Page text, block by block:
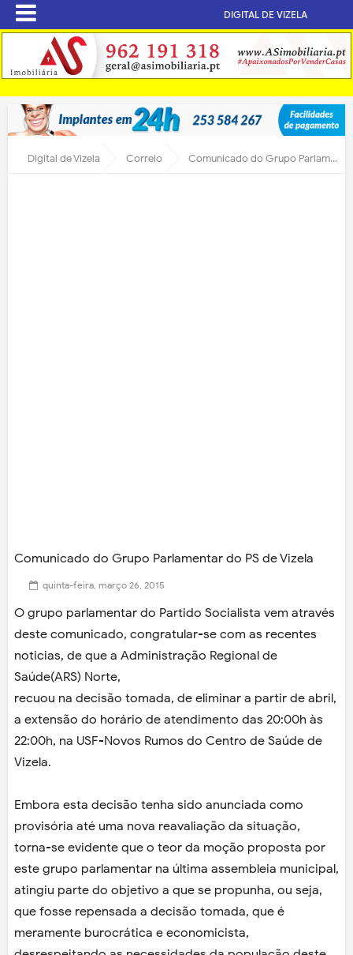
DIGITAL DE VIZELA
Digital de Vizela Correio Comunicado do Grupo Parlamentar do PS de Vizela
Comunicado do Grupo Parlamentar do PS de Vizela
quinta-feira, março 26, 2015
O grupo parlamentar do Partido Socialista vem através
deste comunicado, congratular-se com as recentes
noticias, de que a Administração Regional de
Saúde(ARS) Norte,
recuou na decisão tomada, de eliminar a partir de abril,
a extensão do horário de atendimento das 20:00h às
22:00h, na USF-Novos Rumos do Centro de Saúde de
Vizela.
Embora esta decisão tenha sido anunciada como
provisória até uma nova reavaliação da situação,
torna-se evidente que o teor da moção proposta por
este grupo parlamentar na última assembleia municipal,
atingiu parte do objetivo a que se propunha, ou seja,
que fosse repensada a decisão tomada, que é
meramente burocrática e economicista,